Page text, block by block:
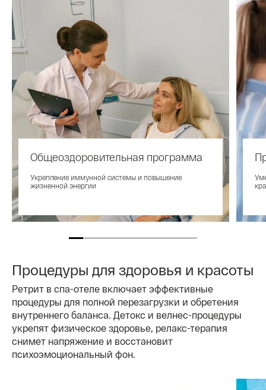
Общеоздоровительная программа
Укрепление иммунной системы и повышение
жизненной энергии
Процедуры для здоровья и красоты
Ретрит в спа-отеле включает эффективные
процедуры для полной перезагрузки и обретения
внутреннего баланса. Детокс и велнес-процедуры
укрепят физическое здоровье, релакс-терапия
снимет напряжение и восстановит
психоэмоциональный фон.